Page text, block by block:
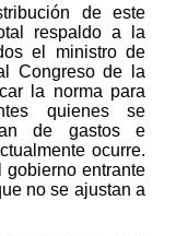
de este
respaldo a la
el ministro de
Congreso de la
la norma para
quienes se
de gastos e
ocurre.
gobierno entrante
no se ajustan a